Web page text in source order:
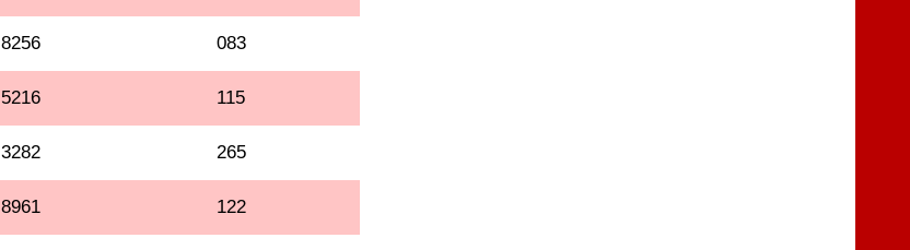
8256 083
5216 115
3282 265
8961 122